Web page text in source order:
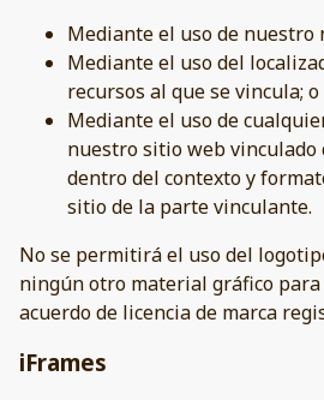
Mediante el uso de nuestro
Mediante el uso del
recursos al que se vincula; o
Mediante el uso de
nuestro sitio web vinculado
dentro del contexto y
sitio de la parte vinculante.
No se permitirá el uso del
ningún otro material gráfico
acuerdo de licencia de marca
iFrames